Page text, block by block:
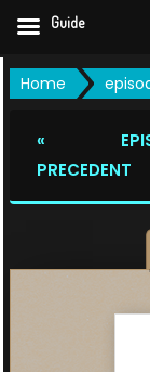
Skip
to Home
«
PRECEDENT
Guide